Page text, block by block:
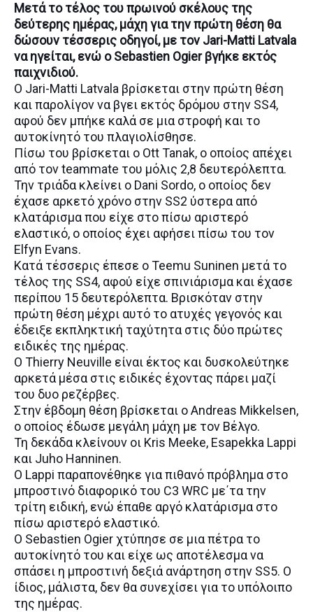
Μετά το τέλος του πρωινού σκέλους της
δεύτερης ημέρας, μάχη για την πρώτη θέση θα
δώσουν τέσσερις οδηγοί, με τον Jari-Matti Latvala
να ηγείται, ενώ ο Sebastien Ogier βγήκε εκτός
παιχνιδιού.
Ο Jari-Matti Latvala βρίσκεται στην πρώτη θέση
και παρολίγον να βγει εκτός δρόμου στην SS4,
αφού δεν μπήκε καλά σε μια στροφή και το
αυτοκίνητό του πλαγιολίσθησε.
Πίσω του βρίσκεται ο Ott Tanak, ο οποίος απέχει
από τον teammate του μόλις 2,8 δευτερόλεπτα.
Την τριάδα κλείνει ο Dani Sordo, ο οποίος δεν
έχασε αρκετό χρόνο στην SS2 ύστερα από
κλατάρισμα που είχε στο πίσω αριστερό
ελαστικό, ο οποίος έχει αφήσει πίσω του τον
Elfyn Evans.
Κατά τέσσερις έπεσε ο Teemu Suninen μετά το
τέλος της SS4, αφού είχε σπινιάρισμα και έχασε
περίπου 15 δευτερόλεπτα. Βρισκόταν στην
πρώτη θέση μέχρι αυτό το ατυχές γεγονός και
έδειξε εκπληκτική ταχύτητα στις δύο πρώτες
ειδικές της ημέρας.
Ο Thierry Neuville είναι έκτος και δυσκολεύτηκε
αρκετά μέσα στις ειδικές έχοντας πάρει μαζί
του δυο ρεζέρβες.
Στην έβδομη θέση βρίσκεται ο Andreas Mikkelsen,
ο οποίος έδωσε μεγάλη μάχη με τον Βέλγο.
Τη δεκάδα κλείνουν οι Kris Meeke, Esapekka Lappi
και Juho Hanninen.
Ο Lappi παραπονέθηκε για πιθανό πρόβλημα στο
μπροστινό διαφορικό του C3 WRC με΄τα την
τρίτη ειδική, ενώ έπαθε αργό κλατάρισμα στο
πίσω αριστερό ελαστικό.
Ο Sebastien Ogier χτύπησε σε μια πέτρα το
αυτοκίνητό του και είχε ως αποτέλεσμα να
σπάσει η μπροστινή δεξιά ανάρτηση στην SS5. Ο
ίδιος, μάλιστα, δεν θα συνεχίσει για το υπόλοιπο
της ημέρας.